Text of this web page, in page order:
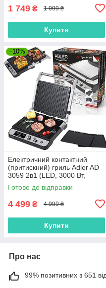
1 749 ₴ 1 999 ₴
Купити
–10%
Електричний контактний
(притискний) гриль Adler AD
3059 2в1 (LED, 3000 Вт,
Польща)
Готово до відправки
4 499 ₴ 4 999 ₴
Купити
Про нас
99% позитивних з 651